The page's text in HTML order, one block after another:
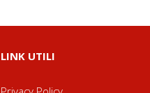
LINK UTILI